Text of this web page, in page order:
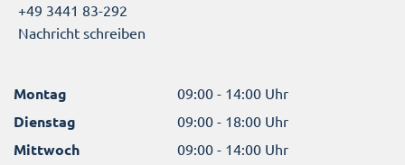
+49 3441 83-292
Nachricht schreiben
Montag 09:00 - 14:00 Uhr
Dienstag 09:00 - 18:00 Uhr
Mittwoch 09:00 - 14:00 Uhr